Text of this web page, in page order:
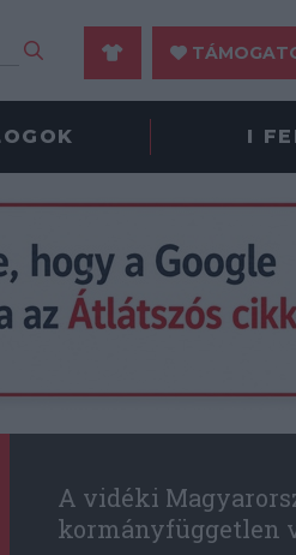
I
A vidéki
kormányfüggetlen